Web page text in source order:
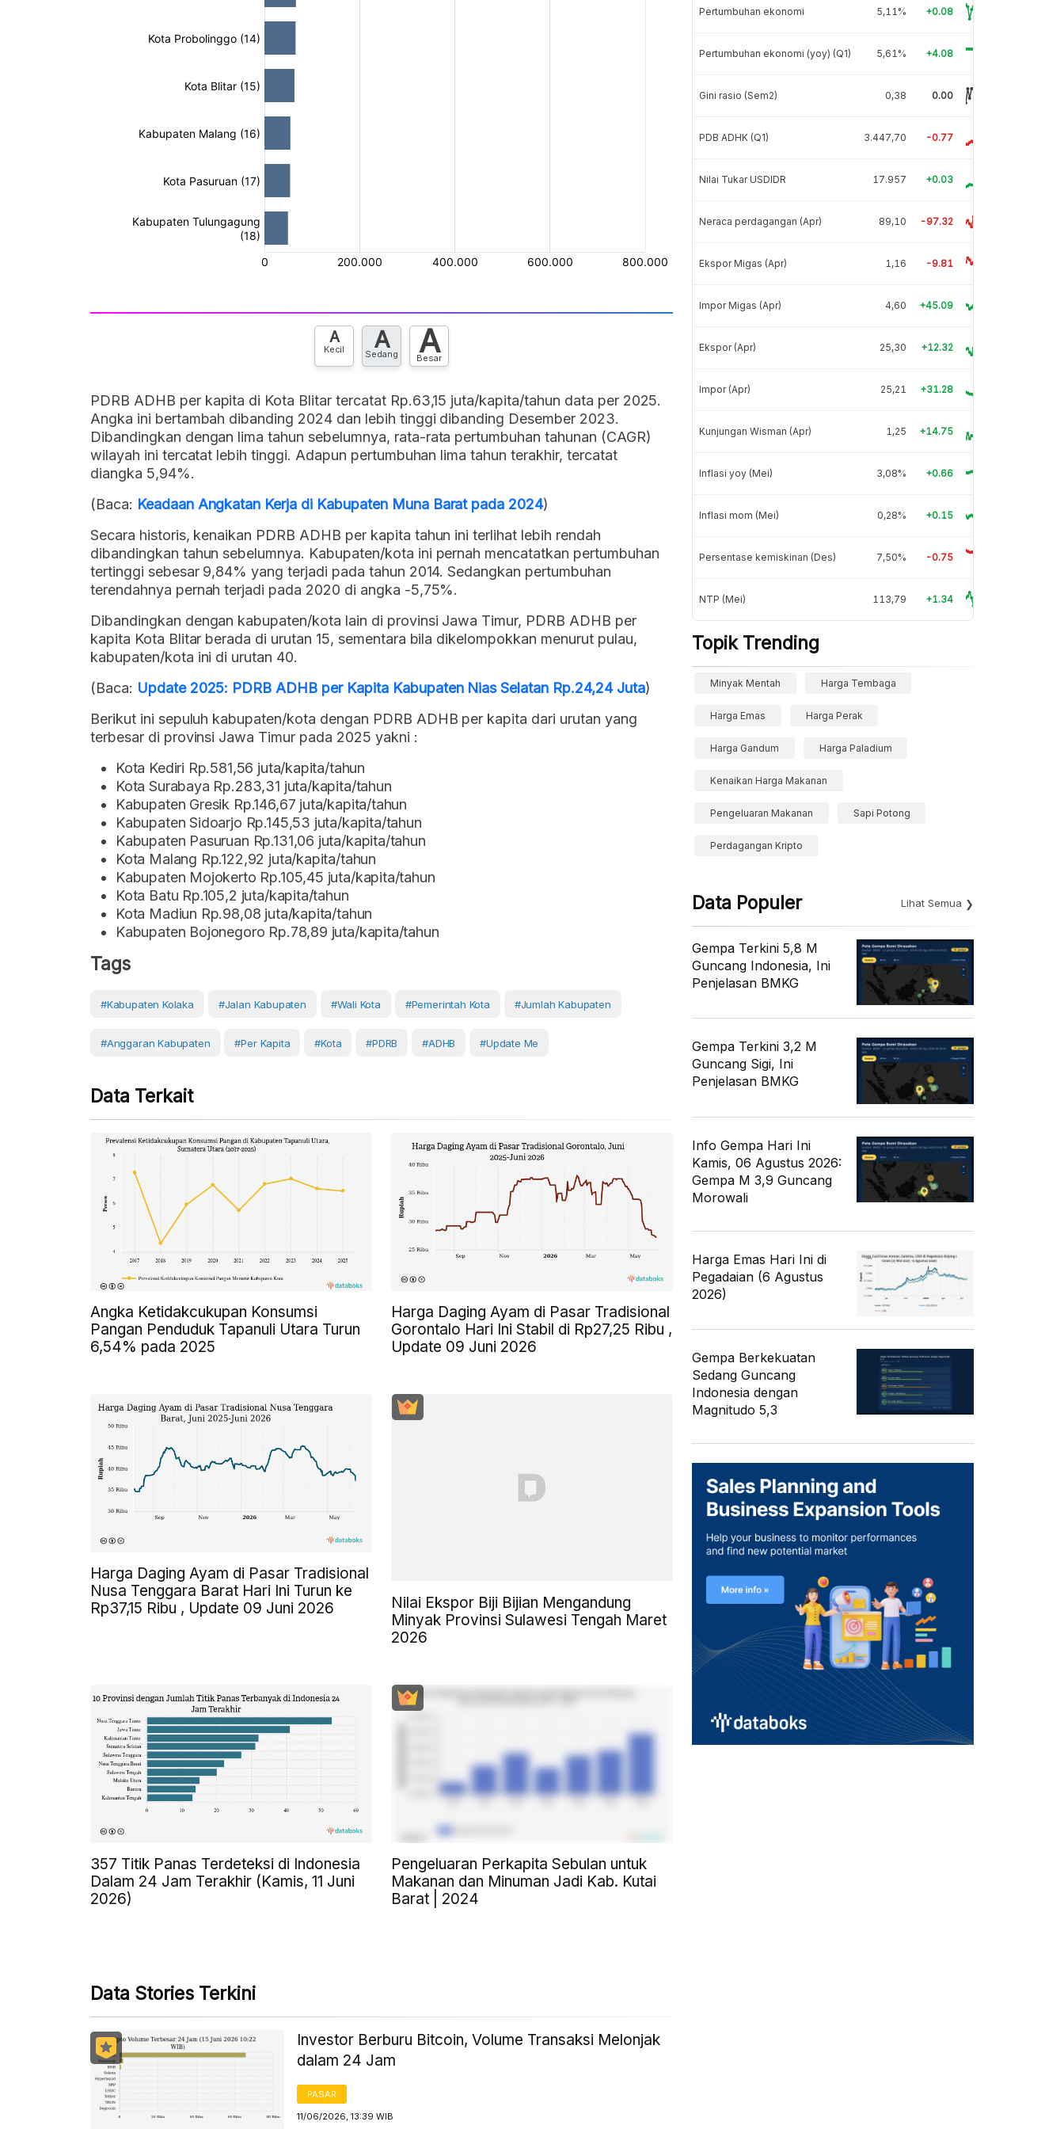
A
Kecil A
Sedang A
Besar
PDRB ADHB per kapita di Kota Blitar tercatat Rp.63,15 juta/kapita/tahun data per 2025.
Angka ini bertambah dibanding 2024 dan lebih tinggi dibanding Desember 2023.
Dibandingkan dengan lima tahun sebelumnya, rata-rata pertumbuhan tahunan (CAGR)
wilayah ini tercatat lebih tinggi. Adapun pertumbuhan lima tahun terakhir, tercatat
diangka 5,94%.
(Baca: Keadaan Angkatan Kerja di Kabupaten Muna Barat pada 2024)
Secara historis, kenaikan PDRB ADHB per kapita tahun ini terlihat lebih rendah
dibandingkan tahun sebelumnya. Kabupaten/kota ini pernah mencatatkan pertumbuhan
tertinggi sebesar 9,84% yang terjadi pada tahun 2014. Sedangkan pertumbuhan
terendahnya pernah terjadi pada 2020 di angka -5,75%.
Dibandingkan dengan kabupaten/kota lain di provinsi Jawa Timur, PDRB ADHB per
kapita Kota Blitar berada di urutan 15, sementara bila dikelompokkan menurut pulau,
kabupaten/kota ini di urutan 40.
(Baca: Update 2025: PDRB ADHB per Kapita Kabupaten Nias Selatan Rp.24,24 Juta)
Berikut ini sepuluh kabupaten/kota dengan PDRB ADHB per kapita dari urutan yang
terbesar di provinsi Jawa Timur pada 2025 yakni :
Kota Kediri Rp.581,56 juta/kapita/tahun
Kota Surabaya Rp.283,31 juta/kapita/tahun
Kabupaten Gresik Rp.146,67 juta/kapita/tahun
Kabupaten Sidoarjo Rp.145,53 juta/kapita/tahun
Kabupaten Pasuruan Rp.131,06 juta/kapita/tahun
Kota Malang Rp.122,92 juta/kapita/tahun
Kabupaten Mojokerto Rp.105,45 juta/kapita/tahun
Kota Batu Rp.105,2 juta/kapita/tahun
Kota Madiun Rp.98,08 juta/kapita/tahun
Kabupaten Bojonegoro Rp.78,89 juta/kapita/tahun
Tags
#Kabupaten Kolaka #Jalan Kabupaten #wali Kota #pemerintah Kota #Jumlah Kabupaten
#Anggaran Kabupaten #Per Kapita #Kota #PDRB #ADHB #Update Me
Data Terkait
Angka Ketidakcukupan Konsumsi
Pangan Penduduk Tapanuli Utara Turun
6,54% pada 2025
Harga Daging Ayam di Pasar Tradisional
Gorontalo Hari Ini Stabil di Rp27,25 Ribu ,
Update 09 Juni 2026
Harga Daging Ayam di Pasar Tradisional
Nusa Tenggara Barat Hari Ini Turun ke
Rp37,15 Ribu , Update 09 Juni 2026
Nilai Ekspor Biji Bijian Mengandung
Minyak Provinsi Sulawesi Tengah Maret
2026
357 Titik Panas Terdeteksi di Indonesia
Dalam 24 Jam Terakhir (Kamis, 11 Juni
2026)
Pengeluaran Perkapita Sebulan untuk
Makanan dan Minuman Jadi Kab. Kutai
Barat | 2024
Data Stories Terkini
Investor Berburu Bitcoin, Volume Transaksi Melonjak
dalam 24 Jam
PASAR
11/06/2026, 13:39 WIB
Pertumbuhan ekonomi 5,11% +0.08
Pertumbuhan ekonomi (yoy) (Q1) 5,61% +4.08
Gini rasio (Sem2) 0,38 0.00
PDB ADHK (Q1) 3.447,70 -0.77
Nilai Tukar USDIDR 17.957 +0.03
Neraca perdagangan (Apr) 89,10 -97.32
Ekspor Migas (Apr) 1,16 -9.81
Impor Migas (Apr) 4,60 +45.09
Ekspor (Apr) 25,30 +12.32
Impor (Apr) 25,21 +31.28
Kunjungan Wisman (Apr) 1,25 +14.75
Inflasi yoy (Mei) 3,08% +0.66
Inflasi mom (Mei) 0,28% +0.15
Persentase kemiskinan (Des) 7,50% -0.75
NTP (Mei) 113,79 +1.34
Topik Trending
Minyak Mentah Harga Tembaga
Harga Emas Harga Perak
Harga Gandum Harga Paladium
Kenaikan Harga Makanan
Pengeluaran Makanan Sapi Potong
Perdagangan Kripto
Data Populer Lihat Semua
Gempa Terkini 5,8 M
Guncang Indonesia, Ini
Penjelasan BMKG
Gempa Terkini 3,2 M
Guncang Sigi, Ini
Penjelasan BMKG
Info Gempa Hari Ini
Kamis, 06 Agustus 2026:
Gempa M 3,9 Guncang
Morowali
Harga Emas Hari Ini di
Pegadaian (6 Agustus
2026)
Gempa Berkekuatan
Sedang Guncang
Indonesia dengan
Magnitudo 5,3